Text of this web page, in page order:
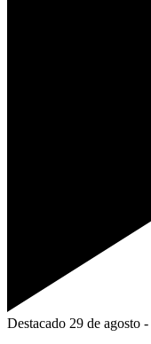
Destacado 29 de agosto -